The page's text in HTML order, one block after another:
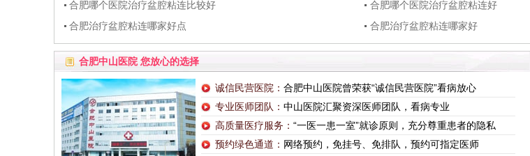
合肥哪个医院治疗盆腔粘连比较好
合肥哪个医院治疗盆腔粘连好
合肥治疗盆腔粘连哪家好点
合肥治疗盆腔粘连哪家好
合肥中山医院 您放心的选择
诚信民营医院： 合肥中山医院曾荣获“诚信民营医院”看病放心
专业医师团队： 中山医院汇聚资深医师团队，看病专业
高质量医疗服务： “一医一患一室”就诊原则，充分尊重患者的隐私
预约绿色通道： 网络预约，免挂号、免排队，预约可指定医师